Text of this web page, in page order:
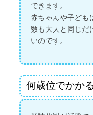
できます。
赤ちゃんや子ども
数も大人と同じだ
いのです。
何歳位でかか